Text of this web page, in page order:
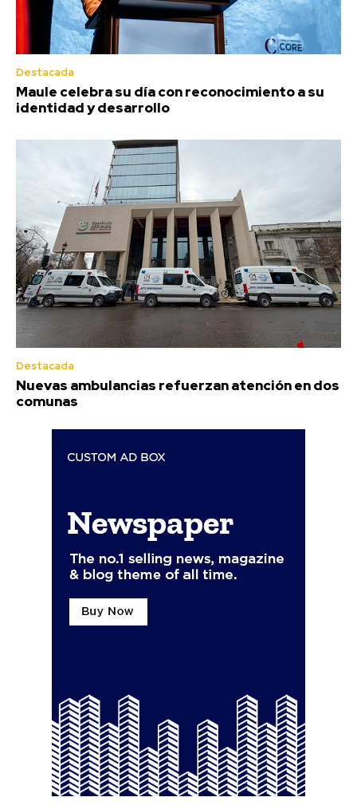
Destacada
Maule celebra su día con reconocimiento a su
identidad y desarrollo
Destacada
Nuevas ambulancias refuerzan atención en dos
comunas